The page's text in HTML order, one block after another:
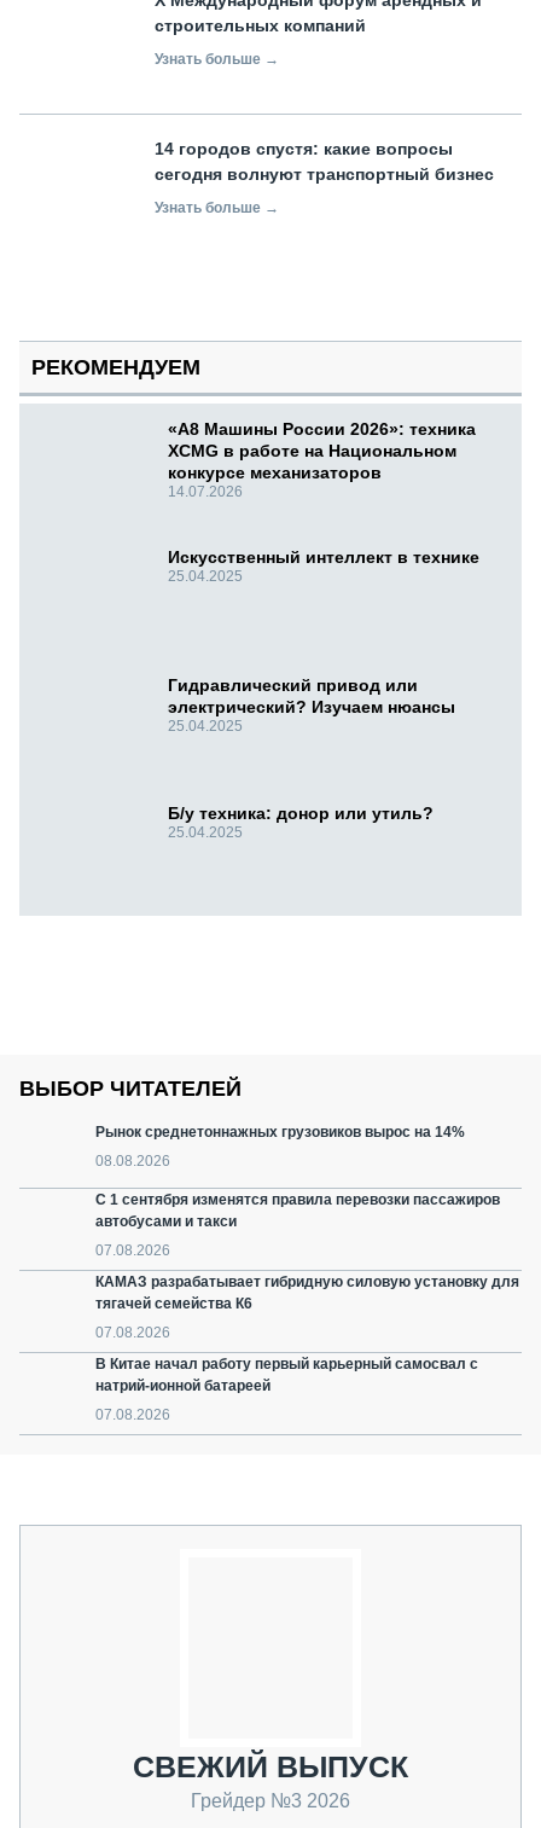
строительных компаний
Узнать больше →
14 городов спустя: какие вопросы
сегодня волнуют транспортный бизнес
Узнать больше →
РЕКОМЕНДУЕМ
«А8 Машины России 2026»: техника
XCMG в работе на Национальном
конкурсе механизаторов
14.07.2026
Искусственный интеллект в технике
25.04.2025
Гидравлический привод или
электрический? Изучаем нюансы
25.04.2025
Б/у техника: донор или утиль?
25.04.2025
ВЫБОР ЧИТАТЕЛЕЙ
Рынок среднетоннажных грузовиков вырос на 14%
08.08.2026
С 1 сентября изменятся правила перевозки пассажиров
автобусами и такси
07.08.2026
КАМАЗ разрабатывает гибридную силовую установку для
тягачей семейства К6
07.08.2026
В Китае начал работу первый карьерный самосвал с
натрий-ионной батареей
07.08.2026
СВЕЖИЙ ВЫПУСК
Грейдер №3 2026